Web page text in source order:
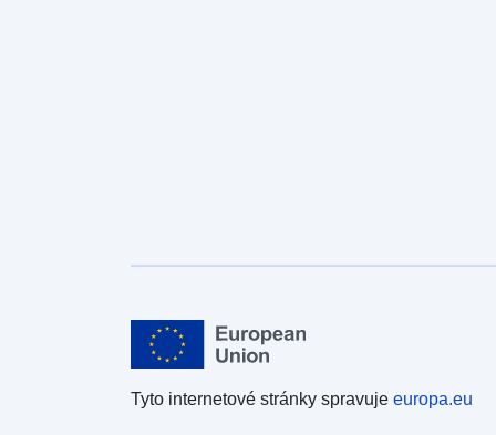
Tyto internetové stránky spravuje europa.eu